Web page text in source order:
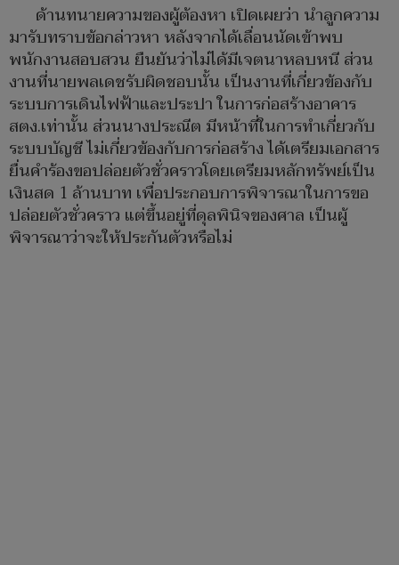
ด้านทนายความของผู้ต้องหา เปิดเผยว่า นำลูกความ
มารับทราบข้อกล่าวหา หลังจากได้เลื่อนนัดเข้าพบ
พนักงานสอบสวน ยืนยันว่าไม่ได้มีเจตนาหลบหนี ส่วน
งานที่นายพลเดชรับผิดชอบนั้น เป็นงานที่เกี่ยวข้องกับ
ระบบการเดินไฟฟ้าและประปา ในการก่อสร้างอาคาร
สตง.เท่านั้น ส่วนนางประณีต มีหน้าที่ในการทำเกี่ยวกับ
ระบบบัญชี ไม่เกี่ยวข้องกับการก่อสร้าง ได้เตรียมเอกสาร
ยื่นคำร้องขอปล่อยตัวชั่วคราวโดยเตรียมหลักทรัพย์เป็น
เงินสด 1 ล้านบาท เพื่อประกอบการพิจารณาในการขอ
ปล่อยตัวชั่วคราว แต่ขึ้นอยู่ที่ดุลพินิจของศาล เป็นผู้
พิจารณาว่าจะให้ประกันตัวหรือไม่